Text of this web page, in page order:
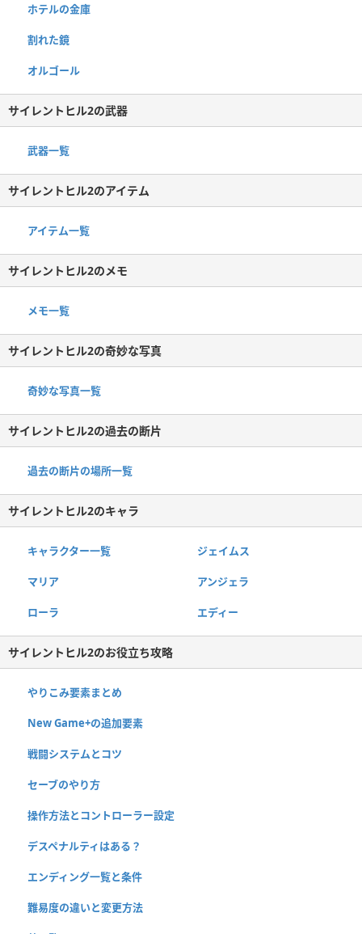
ホテルの金庫
割れた鏡
オルゴール
サイレントヒル2の武器
武器一覧
サイレントヒル2のアイテム
アイテム一覧
サイレントヒル2のメモ
メモ一覧
サイレントヒル2の奇妙な写真
奇妙な写真一覧
サイレントヒル2の過去の断片
過去の断片の場所一覧
サイレントヒル2のキャラ
キャラクター一覧 ジェイムス
マリア アンジェラ
ローラ エディー
サイレントヒル2のお役立ち攻略
やりこみ要素まとめ
New Game+の追加要素
戦闘システムとコツ
セーブのやり方
操作方法とコントローラー設定
デスペナルティはある？
エンディング一覧と条件
難易度の違いと変更方法